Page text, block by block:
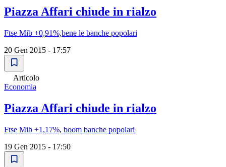
Piazza Affari chiude in rialzo
Ftse Mib +0,91%,bene le banche popolari
20 Gen 2015 - 17:57
Articolo
Economia
Piazza Affari chiude in rialzo
Ftse Mib +1,17%, boom banche popolari
19 Gen 2015 - 17:50